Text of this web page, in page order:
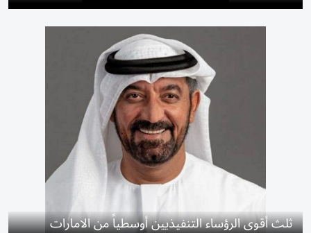
ثلث أقوى الرؤساء التنفيذيين أوسطياً من الامارات